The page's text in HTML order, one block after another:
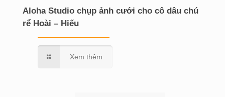
Aloha Studio chụp ảnh cưới cho cô dâu chú
rể Hoài – Hiếu
Xem thêm